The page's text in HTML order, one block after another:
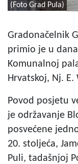
(Foto Grad Pula)
Gradonačelnik
primio je u
Komunalnoj
Hrvatskoj, Nj.
Povod posjetu
je održavanje
posvećene
20. stoljeća,
Puli, tadašnjoj